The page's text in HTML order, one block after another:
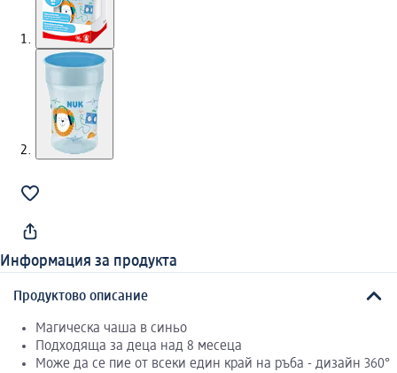
Информация за продукта
Продуктово описание
Магическа чаша в синьо
Подходяща за деца над 8 месеца
Може да се пие от всеки един край на ръба - дизайн 360°